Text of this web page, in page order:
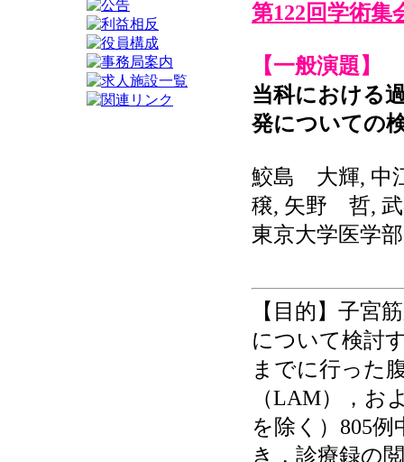
第122回学術集
【一般演題】
当科における
発についての
鮫島 大輝,
穣, 矢野 哲,
東京大学医学
【目的】子宮
について検討
までに行った
（LAM），お
を除く）805
き，診療録の